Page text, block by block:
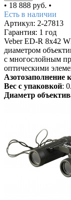
• 18 888 руб. •
Есть в наличии
Артикул: 2-27813
Гарантия: 1 год
Veber ED-R 8x42
диаметром
с многослойным
оптическими
Азотозаполнение
Вес с упаковкой:
Диаметр